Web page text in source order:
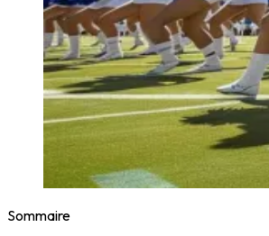
Sommaire